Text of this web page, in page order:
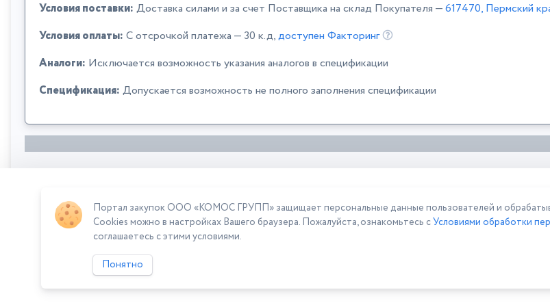
Условия поставки: Доставка силами и за счет Поставщика на склад Покупателя —617470, Пермский
Условия оплаты: C отсрочкой платежа — 30 к.д,доступен Факторинг
Аналоги: Исключается возможность указания аналогов в спецификации
Спецификация: Допускается возможность не полного заполнения спецификации
Сумма лота: 655 500,00 ₽
Портал закупок ООО «КОМОС ГРУПП» защищает персональные данные пользователей и
Cookies можно в настройках Вашего браузера. Пожалуйста, ознакомьтесь сУсловиями обработки
соглашаетесь с этими условиями.
Понятно